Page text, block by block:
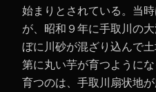
始まりとされている。当
が、昭和９年に手取川の
ぼに川砂が混ざり込んで
第に丸い芋が育つように
育つのは、手取川扇状地